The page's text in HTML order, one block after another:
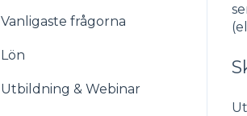
Versionshistorik
Vanligaste frågorna
Lön
Utbildning & Webinar